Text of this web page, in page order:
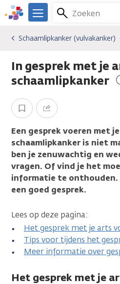
Overslaan
en
gaan
We
er
je.
Kanker.nl
Zoeken
Menu
Kankersoorten
Schaamlipkanker (vulvakanker)
Na de uitslag
Schaamlipkanker (vulvakanker)
In gesprek met je
schaamlipkanker
Opslaan Delen
Een gesprek voeren met
schaamlipkanker is niet
ben je zenuwachtig en
vragen. Of vind je het
informatie te onthouden.
een goed gesprek.
Lees op deze pagina:
Het gesprek met je arts
Tips voor tijdens het
Meer informatie over
Het gesprek met je